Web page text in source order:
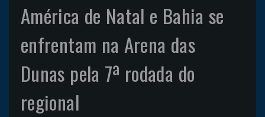
América de Natal e Bahia se
enfrentam na Arena das
Dunas pela 7ª rodada do
regional